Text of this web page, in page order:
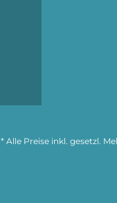
* Alle Preise inkl. gesetzl.